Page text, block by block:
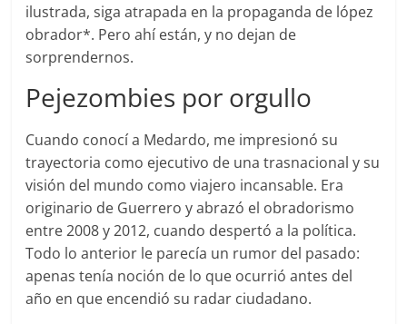
ilustrada, siga atrapada en la propaganda de lópez
obrador*. Pero ahí están, y no dejan de
sorprendernos.
Pejezombies por orgullo
Cuando conocí a Medardo, me impresionó su
trayectoria como ejecutivo de una trasnacional y su
visión del mundo como viajero incansable. Era
originario de Guerrero y abrazó el obradorismo
entre 2008 y 2012, cuando despertó a la política.
Todo lo anterior le parecía un rumor del pasado:
apenas tenía noción de lo que ocurrió antes del
año en que encendió su radar ciudadano.